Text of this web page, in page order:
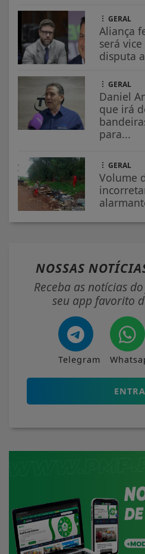
GERAL
Aliança
será
disputa
GERAL
Daniel
que irá
para...
GERAL
Volume
NOSSAS
Receba as notícias
seu app favorito
Telegram